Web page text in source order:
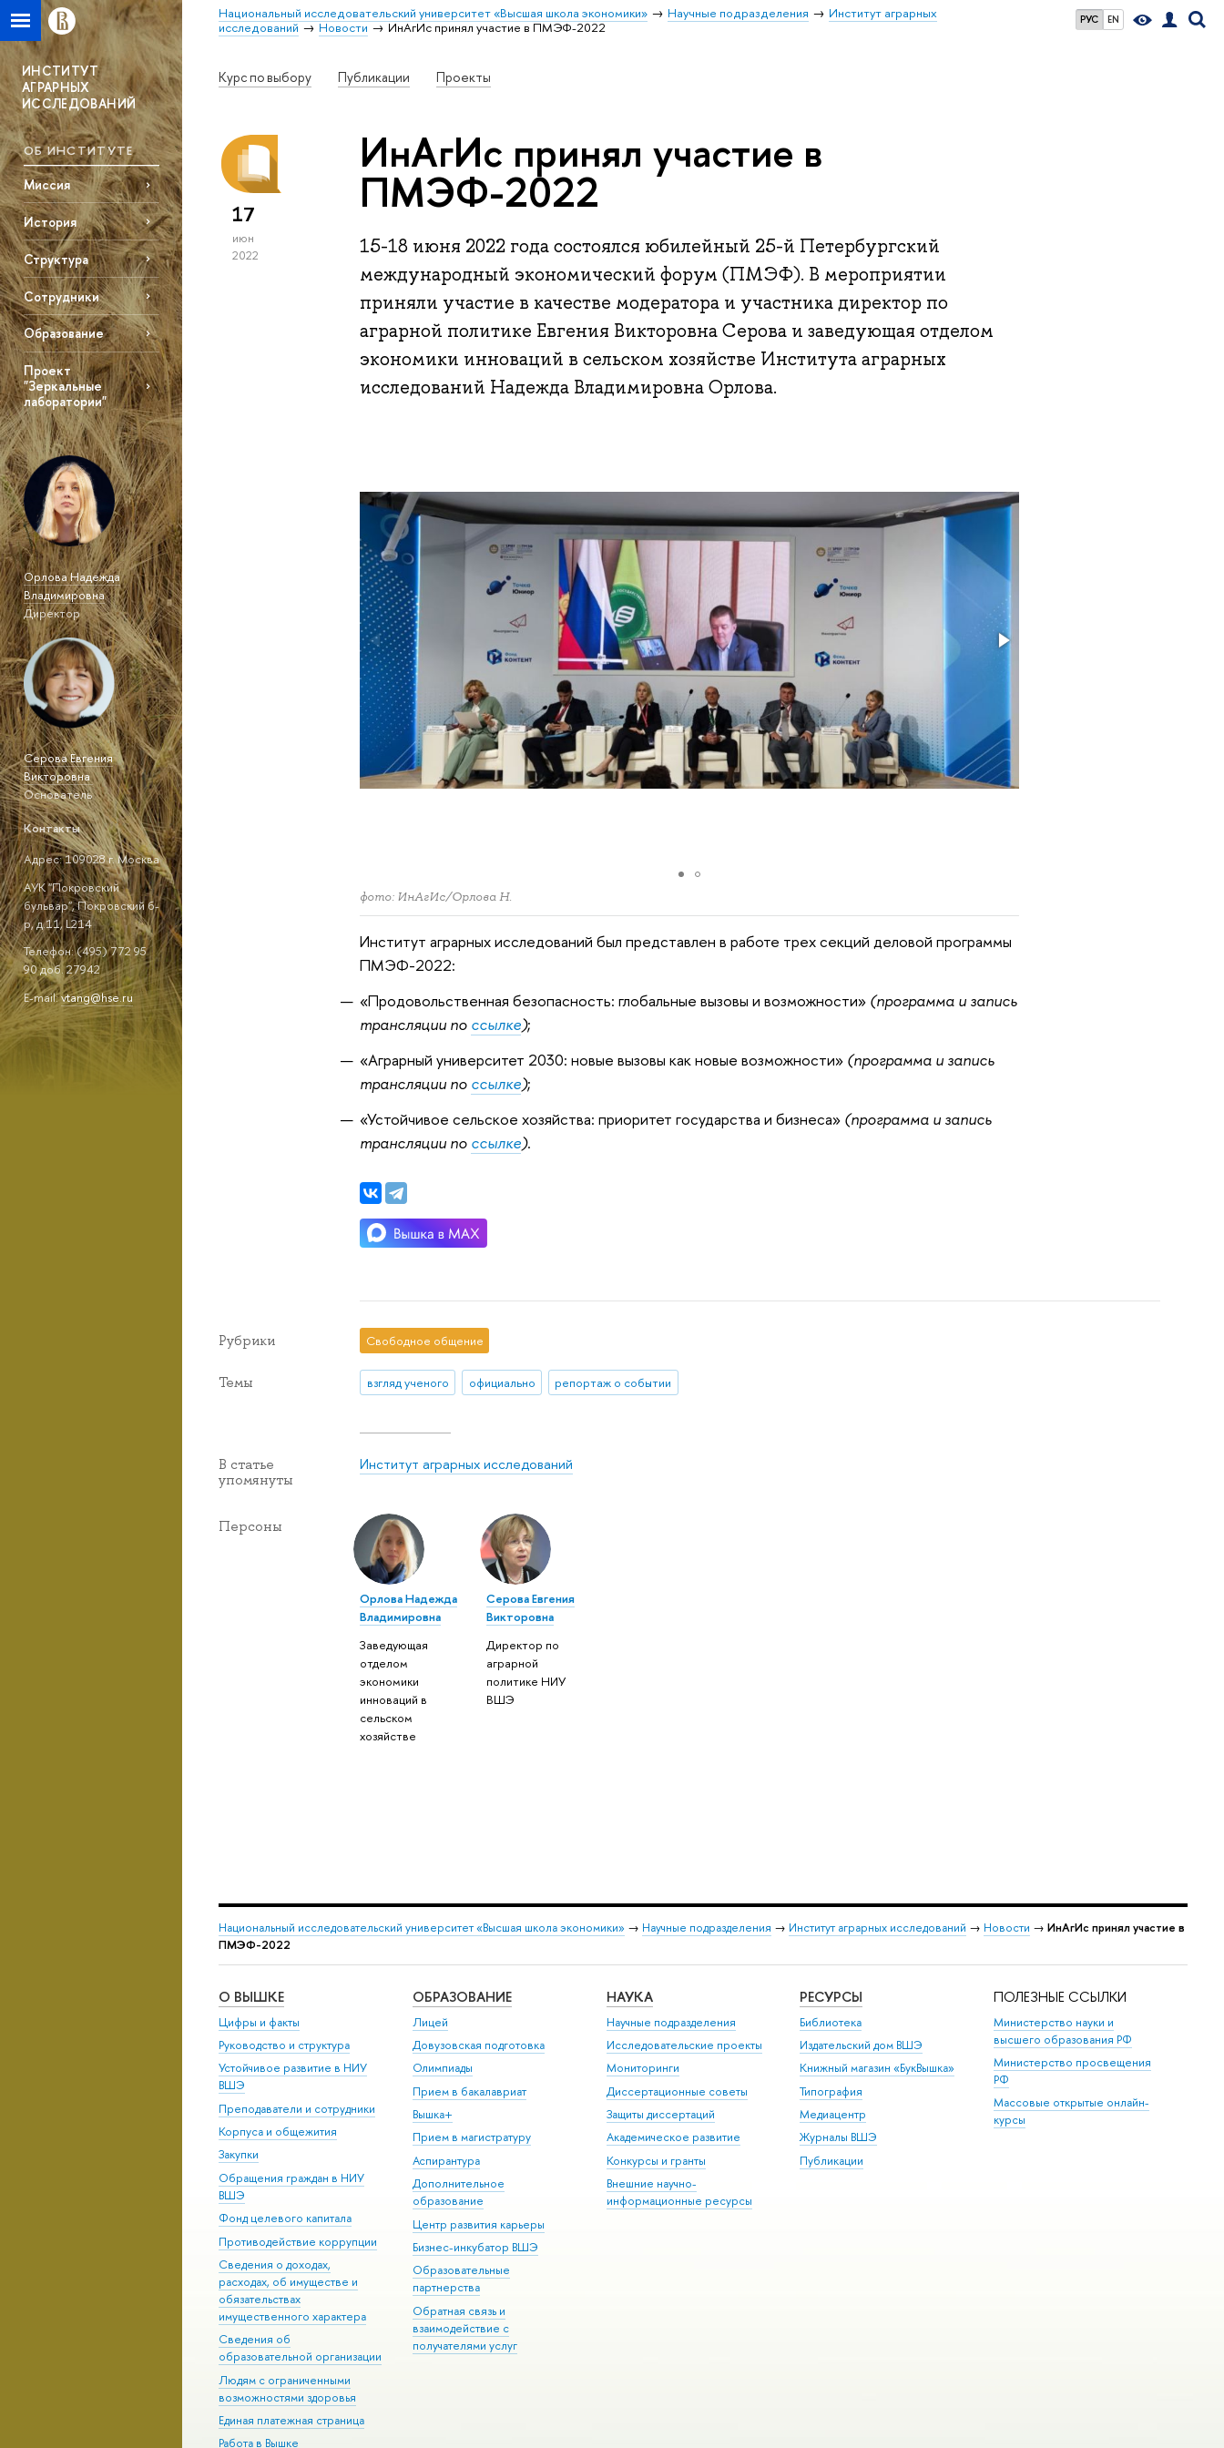
РУС EN
Национальный исследовательский университет «Высшая школа экономики» Научные подразделения
Институт аграрных
исследований
Новости ИнАгИс принял участие в ПМЭФ-2022
ИНСТИТУТ
АГРАРНЫХ
ИССЛЕДОВАНИЙ
ОБ ИНСТИТУТЕ
Миссия
История
Структура
Сотрудники
Образование
Проект
"Зеркальные
лаборатории"
Орлова Надежда
Владимировна
Директор
Серова Евгения
Викторовна
Основатель
Контакты
Адрес: 109028 г. Москва
АУК "Покровский
бульвар", Покровский б-
р, д.11, L214
Телефон: (495) 772 95
90 доб. 27942
E-mail:vtang@hse.ru
Курс по выбору Публикации Проекты
17
июн
2022
ИнАгИс принял участие в
ПМЭФ-2022
15-18 июня 2022 года состоялся юбилейный 25-й Петербургский
международный экономический форум (ПМЭФ). В мероприятии
приняли участие в качестве модератора и участника директор по
аграрной политике Евгения Викторовна Серова и заведующая отделом
экономики инноваций в сельском хозяйстве Института аграрных
исследований Надежда Владимировна Орлова.
фото: ИнАгИс/Орлова Н.
Институт аграрных исследований был представлен в работе трех секций деловой программы
ПМЭФ-2022:
«Продовольственная безопасность: глобальные вызовы и возможности» (программа и запись
трансляции по ссылке);
«Аграрный университет 2030: новые вызовы как новые возможности» (программа и запись
трансляции по ссылке);
«Устойчивое сельское хозяйства: приоритет государства и бизнеса» (программа и запись
трансляции по ссылке).
Рубрики Свободное общение
Темы взгляд ученого официально репортаж о событии
В статье
упомянуты
Институт аграрных исследований
Персоны
Орлова Надежда
Владимировна
Заведующая
отделом
экономики
инноваций в
сельском
хозяйстве
Серова Евгения
Викторовна
Директор по
аграрной
политике НИУ
ВШЭ
Национальный исследовательский университет «Высшая школа экономики» → Научные подразделения → Институт аграрных исследований → Новости → ИнАгИс принял участие в
ПМЭФ-2022
О ВЫШКЕ
Цифры и факты
Руководство и структура
Устойчивое развитие в НИУ
ВШЭ
Преподаватели и сотрудники
Корпуса и общежития
Закупки
Обращения граждан в НИУ
ВШЭ
Фонд целевого капитала
Противодействие коррупции
Сведения о доходах,
расходах, об имуществе и
обязательствах
имущественного характера
Сведения об
образовательной организации
Людям с ограниченными
возможностями здоровья
Единая платежная страница
Работа в Вышке
ОБРАЗОВАНИЕ
Лицей
Довузовская подготовка
Олимпиады
Прием в бакалавриат
Вышка+
Прием в магистратуру
Аспирантура
Дополнительное
образование
Центр развития карьеры
Бизнес-инкубатор ВШЭ
Образовательные
партнерства
Обратная связь и
взаимодействие с
получателями услуг
НАУКА
Научные подразделения
Исследовательские проекты
Мониторинги
Диссертационные советы
Защиты диссертаций
Академическое развитие
Конкурсы и гранты
Внешние научно-
информационные ресурсы
РЕСУРСЫ
Библиотека
Издательский дом ВШЭ
Книжный магазин «БукВышка»
Типография
Медиацентр
Журналы ВШЭ
Публикации
ПОЛЕЗНЫЕ ССЫЛКИ
Министерство науки и
высшего образования РФ
Министерство просвещения
РФ
Массовые открытые онлайн-
курсы